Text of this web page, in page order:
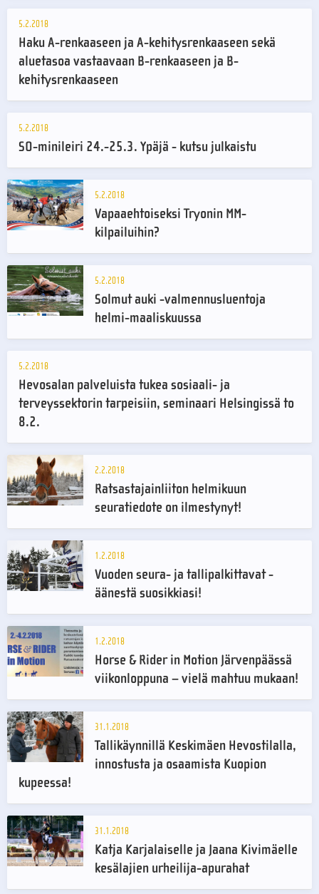
5.2.2018
Haku A-renkaaseen ja A-kehitysrenkaaseen sekä
aluetasoa vastaavaan B-renkaaseen ja B-
kehitysrenkaaseen
5.2.2018
SO-minileiri 24.-25.3. Ypäjä - kutsu julkaistu
5.2.2018
Vapaaehtoiseksi Tryonin MM-
kilpailuihin?
5.2.2018
Solmut auki -valmennusluentoja
helmi-maaliskuussa
5.2.2018
Hevosalan palveluista tukea sosiaali- ja
terveyssektorin tarpeisiin, seminaari Helsingissä to
8.2.
2.2.2018
Ratsastajainliiton helmikuun
seuratiedote on ilmestynyt!
1.2.2018
Vuoden seura- ja tallipalkittavat -
äänestä suosikkiasi!
1.2.2018
Horse & Rider in Motion Järvenpäässä
viikonloppuna – vielä mahtuu mukaan!
31.1.2018
Tallikäynnillä Keskimäen Hevostilalla,
innostusta ja osaamista Kuopion
kupeessa!
31.1.2018
Katja Karjalaiselle ja Jaana Kivimäelle
kesälajien urheilija-apurahat